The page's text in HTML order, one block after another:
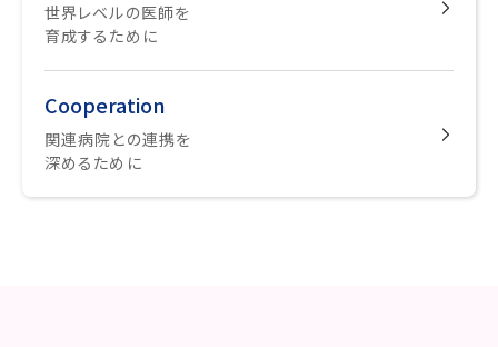
世界レベルの医師を
育成するために
Cooperation
関連病院との連携を
深めるために